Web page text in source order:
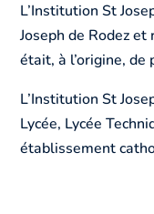
L’Institution St
Joseph de Rodez
était, à l’origine,
L’Institution St
Lycée, Lycée
établissement